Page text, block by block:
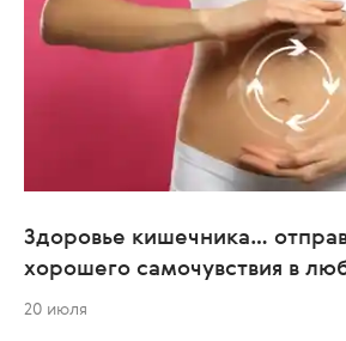
Здоровье кишечника…
хорошего самочувствия в
20 июля